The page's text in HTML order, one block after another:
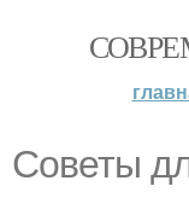
Советы